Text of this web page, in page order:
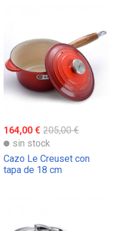
164,00 € 205,00 €
sin stock
Cazo Le Creuset con
tapa de 18 cm